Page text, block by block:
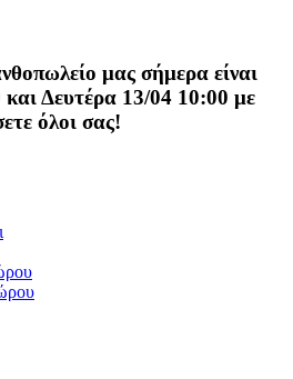
μας σήμερα είναι
και Δευτέρα 13/04 10:00 με
όλοι σας!